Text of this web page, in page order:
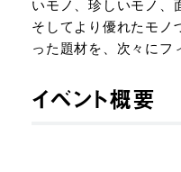
いモノ、珍しいモノ、
そしてより優れたモノ
った題材を、次々にフ
イベント概要